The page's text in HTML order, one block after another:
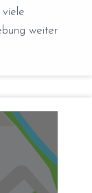
weiter